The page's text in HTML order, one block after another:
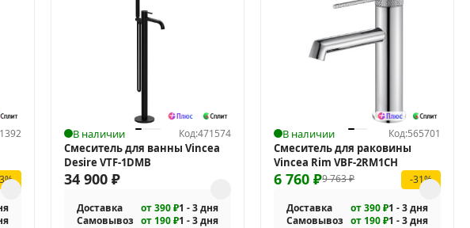
В наличии Код:471574
Смеситель для ванны Vincea
Desire VTF-1DMB
34 900₽
Доставка от 390 ₽1 - 3 дня
Самовывоз от 190 ₽1 - 3 дня
В наличии Код:565701
Смеситель для раковины
Vincea Rim VBF-2RM1CH
9 763₽
6 760₽ -31%
Доставка от 390 ₽1 - 3 дня
Самовывоз от 190 ₽1 - 3 дня